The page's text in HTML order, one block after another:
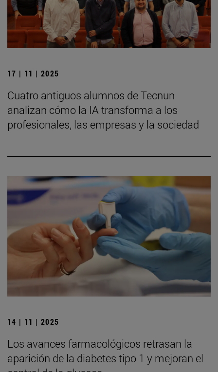
17 | 11 | 2025
Cuatro antiguos alumnos de Tecnun
analizan cómo la IA transforma a los
profesionales, las empresas y la sociedad
14 | 11 | 2025
Los avances farmacológicos retrasan la
aparición de la diabetes tipo 1 y mejoran el